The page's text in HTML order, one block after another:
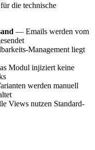
die technische
— Emails werden vom
Management liegt
Modul injiziert keine
werden manuell
Views nutzen Standard-